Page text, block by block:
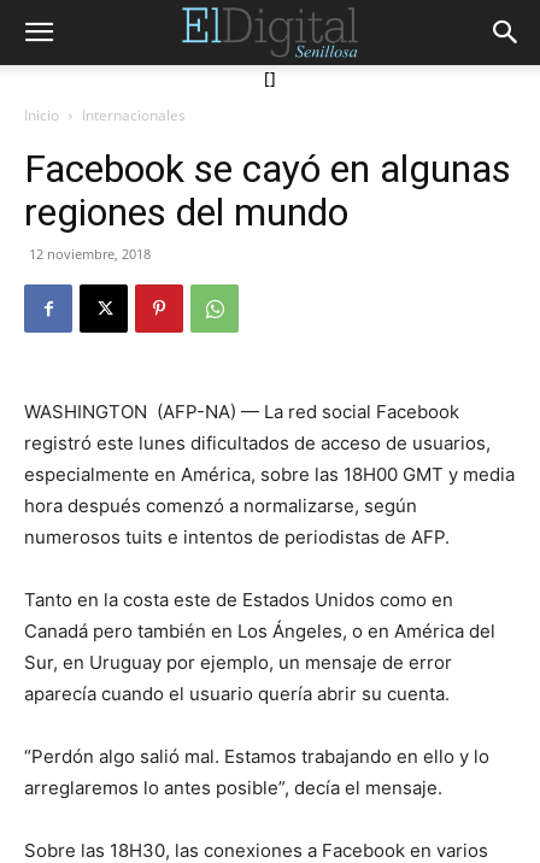
[]
Inicio Internacionales
Facebook se cayó en algunas
regiones del mundo
12 noviembre, 2018
WASHINGTON (AFP-NA) — La red social Facebook
registró este lunes dificultados de acceso de usuarios,
especialmente en América, sobre las 18H00 GMT y media
hora después comenzó a normalizarse, según
numerosos tuits e intentos de periodistas de AFP.
Tanto en la costa este de Estados Unidos como en
Canadá pero también en Los Ángeles, o en América del
Sur, en Uruguay por ejemplo, un mensaje de error
aparecía cuando el usuario quería abrir su cuenta.
“Perdón algo salió mal. Estamos trabajando en ello y lo
arreglaremos lo antes posible”, decía el mensaje.
Sobre las 18H30, las conexiones a Facebook en varios